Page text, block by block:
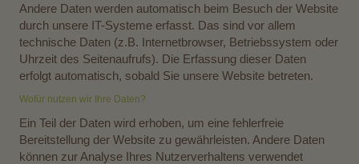
Andere Daten werden automatisch beim Besuch der Website
durch unsere IT-Systeme erfasst. Das sind vor allem
technische Daten (z.B. Internetbrowser, Betriebssystem oder
Uhrzeit des Seitenaufrufs). Die Erfassung dieser Daten
erfolgt automatisch, sobald Sie unsere Website betreten.
Wofür nutzen wir Ihre Daten?
Ein Teil der Daten wird erhoben, um eine fehlerfreie
Bereitstellung der Website zu gewährleisten. Andere Daten
können zur Analyse Ihres Nutzerverhaltens verwendet